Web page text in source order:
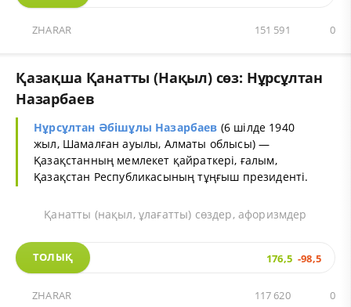
ZHARAR 0
151 591
Қазақша Қанатты (Нақыл) сөз: Нұрсұлтан
Назарбаев
Нұрсұлтан Әбiшұлы Назарбаев (6 шілде 1940
жыл, Шамалған ауылы, Алматы облысы) —
Қазақстанның мемлекет қайраткері, ғалым,
Қазақстан Республикасының тұңғыш президенті.
Қанатты (нақыл, ұлағатты) сөздер, афоризмдер
ТОЛЫҚ 176,5 -98,5
ZHARAR 0
117 620